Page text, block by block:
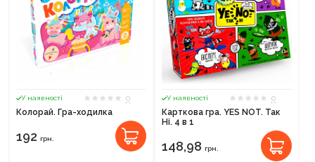
У наявності
0
Колорай. Гра-ходилка
192 грн.
У наявності
0
Карткова гра. YES NOT. Так
Ні. 4 в 1
148,98 грн.